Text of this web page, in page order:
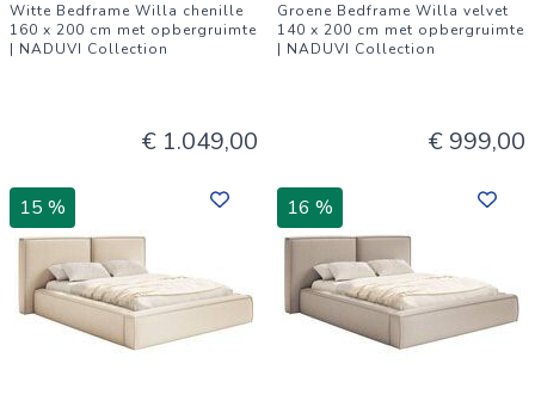
Witte Bedframe Willa chenille
160 x 200 cm met opbergruimte
| NADUVI Collection
€ 1.049,00
Groene Bedframe Willa velvet
140 x 200 cm met opbergruimte
| NADUVI Collection
€ 999,00
15 % 16 %